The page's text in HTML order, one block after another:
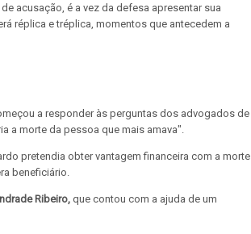
acusação, é a vez da defesa apresentar sua
réplica e tréplica, momentos que antecedem a
a responder às perguntas dos advogados de
a morte da pessoa que mais amava".
pretendia obter vantagem financeira com a morte
beneficiário.
Ribeiro, que contou com a ajuda de um